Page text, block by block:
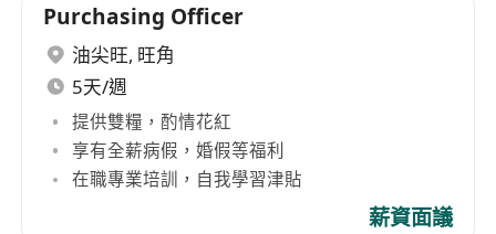
Purchasing Officer
油尖旺, 旺角
5天/週
提供雙糧，酌情花紅
享有全薪病假，婚假等福利
在職專業培訓，自我學習津貼
薪資面議